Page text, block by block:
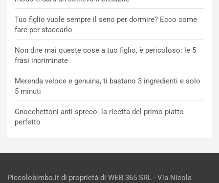
Tuo figlio vuole sempre il seno per dormire? Ecco come
fare per staccarlo
Non dire mai queste cose a tuo figlio, è pericoloso: le 5
frasi incriminate
Merenda veloce e genuina, ti bastano 3 ingredienti e solo
5 minuti
Gnocchettoni anti-spreco: la ricetta del primo piatto
perfetto
Piccolobimbo.it di proprietà di WEB 365 SRL - Via Nicola